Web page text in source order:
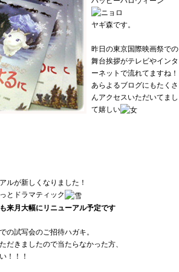
ヤギ森です。
昨日の東京国際映画祭での
舞台挨拶がテレビやインタ
ーネットで流れてますね！
あらよるブログにもたくさ
んアクセスいただいてまし
て嬉しい
ルが新しくなりました！
とドラマティック
来月大幅にリニューアル予定です
の試写会のご招待ハガキ。
だきましたので当たらなかった方、
！！！